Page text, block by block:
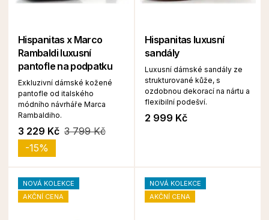
Hispanitas x Marco
Rambaldi luxusní
pantofle na podpatku
Exkluzivní dámské kožené
pantofle od italského
módního návrháře Marca
Rambaldiho.
3 229 Kč 3 799 Kč
-15%
Hispanitas luxusní
sandály
Luxusní dámské sandály ze
strukturované kůže, s
ozdobnou dekorací na nártu a
flexibilní podešví.
2 999 Kč
NOVÁ KOLEKCE
AKČNÍ CENA
NOVÁ KOLEKCE
AKČNÍ CENA